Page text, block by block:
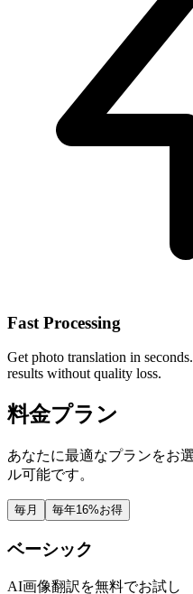
Fast Processing
Get photo translation in
results without quality loss.
料金プラン
あなたに最適なプランをお
ル可能です。
毎月 毎年16%お得
ベーシック
AI画像翻訳を無料でお試し